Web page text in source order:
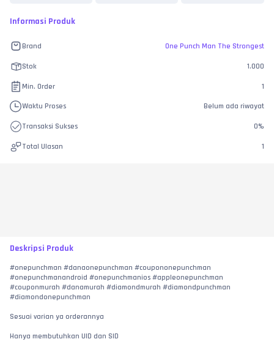
Informasi Produk
Brand One Punch Man The Strongest
Stok 1.000
Min. Order 1
Waktu Proses Belum ada riwayat
Transaksi Sukses 0%
Total Ulasan 1
Deskripsi Produk
#onepunchman #danaonepunchman #coupononepunchman
#onepunchmanandroid #onepunchmanios #appleonepunchman
#couponmurah #danamurah #diamondmurah #diamondpunchman
#diamondonepunchman
Sesuai varian ya orderannya
Hanya membutuhkan UID dan SID